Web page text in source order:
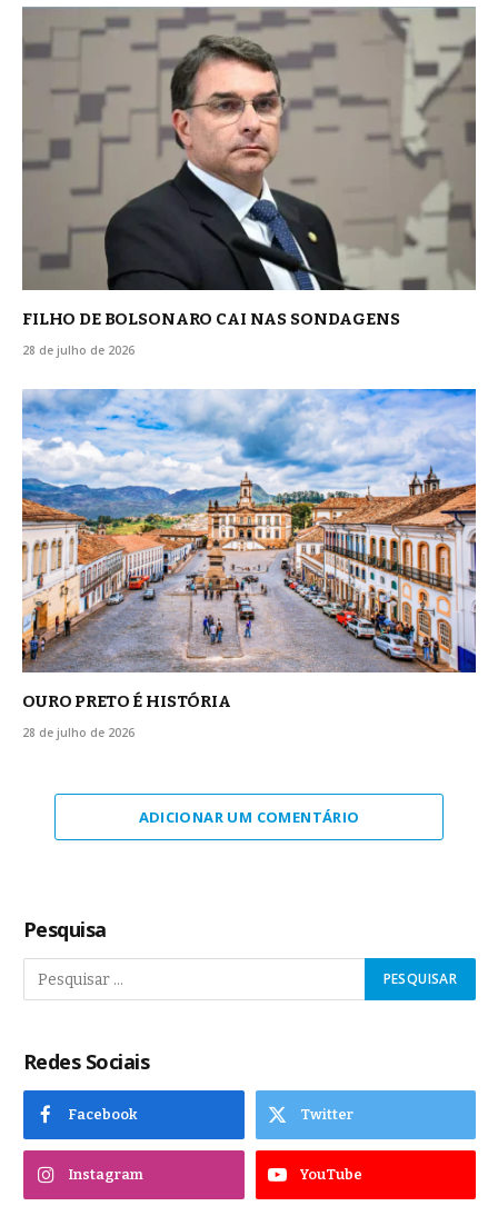
FILHO DE BOLSONARO CAI NAS SONDAGENS
28 de julho de 2026
OURO PRETO É HISTÓRIA
28 de julho de 2026
ADICIONAR UM COMENTÁRIO
Pesquisa
Redes Sociais
Facebook Twitter
Instagram YouTube